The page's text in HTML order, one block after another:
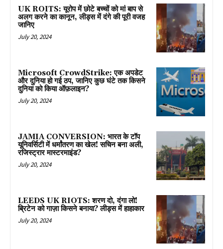
UK ROITS: यूरोप में छोटे बच्चों को मां बाप से
अलग करने का कानून, लीड्स में दंगे की पूरी वजह
जानिए
July 20, 2024
Microsoft CrowdStrike: एक अपडेट
और दुनिया हो गई ठप, जानिए कुछ घंटे तक किसने
दुनिया को किया ऑफ़लाइन?
July 20, 2024
JAMIA CONVERSION: भारत के टॉप
यूनिवर्सिटी में धर्मांतरण का खेल! सचिन बना अली,
रजिस्ट्रार मास्टरमाइंड?
July 20, 2024
LEEDS UK RIOTS: शरण दो, दंगा लो!
ब्रिटेन को गाज़ा किसने बनाया? लीड्स में हाहाकार
July 20, 2024